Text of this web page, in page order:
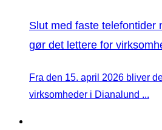
Slut med faste telefontider
gør det lettere for
Fra den 15. april 2026 bliver
virksomheder i Dianalund ...